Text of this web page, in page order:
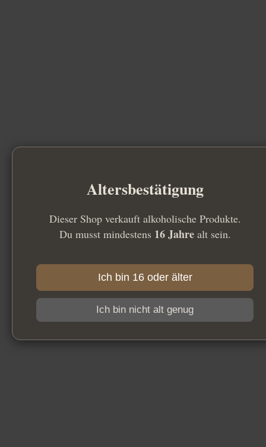
Altersbestätigung
Dieser Shop verkauft alkoholische Produkte.
Du musst mindestens 16 Jahrealt sein.
Ich bin 16 oder älter
Ich bin nicht alt genug